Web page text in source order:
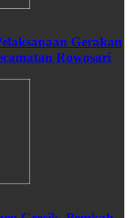
Gerakan
Rowosari